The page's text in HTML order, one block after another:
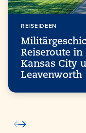
REISEIDEEN
Reiseroute in
Kansas City
Leavenworth